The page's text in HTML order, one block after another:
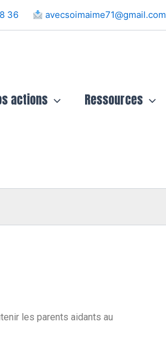
36 avecsoimaime71@gmail.com
actions Ressources
les parents aidants au